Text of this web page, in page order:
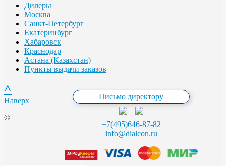
Дилеры
Москва
Санкт-Петербург
Екатеринбург
Хабаровск
Краснодар
Астана (Казахстан)
Пункты выдачи заказов
Письмо директору
+7(495)646-87-82
info@dialcon.ru
^
Наверх
©